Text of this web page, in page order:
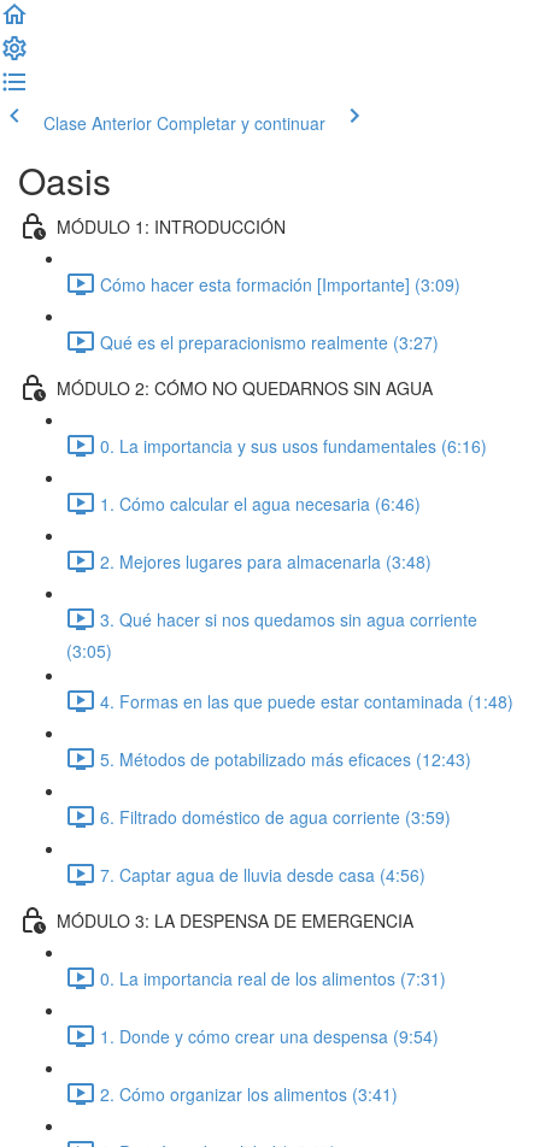
Clase Anterior Completar y continuar
Oasis
MÓDULO 1: INTRODUCCIÓN
Cómo hacer esta formación [Importante] (3:09)
Qué es el preparacionismo realmente (3:27)
MÓDULO 2: CÓMO NO QUEDARNOS SIN AGUA
0. La importancia y sus usos fundamentales (6:16)
1. Cómo calcular el agua necesaria (6:46)
2. Mejores lugares para almacenarla (3:48)
3. Qué hacer si nos quedamos sin agua corriente
(3:05)
4. Formas en las que puede estar contaminada (1:48)
5. Métodos de potabilizado más eficaces (12:43)
6. Filtrado doméstico de agua corriente (3:59)
7. Captar agua de lluvia desde casa (4:56)
MÓDULO 3: LA DESPENSA DE EMERGENCIA
0. La importancia real de los alimentos (7:31)
1. Donde y cómo crear una despensa (9:54)
2. Cómo organizar los alimentos (3:41)